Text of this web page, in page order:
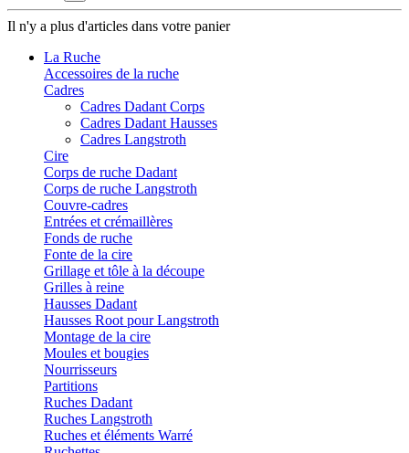
Il n'y a plus d'articles dans votre panier
La Ruche
Accessoires de la ruche
Cadres
Cadres Dadant Corps
Cadres Dadant Hausses
Cadres Langstroth
Cire
Corps de ruche Dadant
Corps de ruche Langstroth
Couvre-cadres
Entrées et crémaillères
Fonds de ruche
Fonte de la cire
Grillage et tôle à la découpe
Grilles à reine
Hausses Dadant
Hausses Root pour Langstroth
Montage de la cire
Moules et bougies
Nourrisseurs
Partitions
Ruches Dadant
Ruches Langstroth
Ruches et éléments Warré